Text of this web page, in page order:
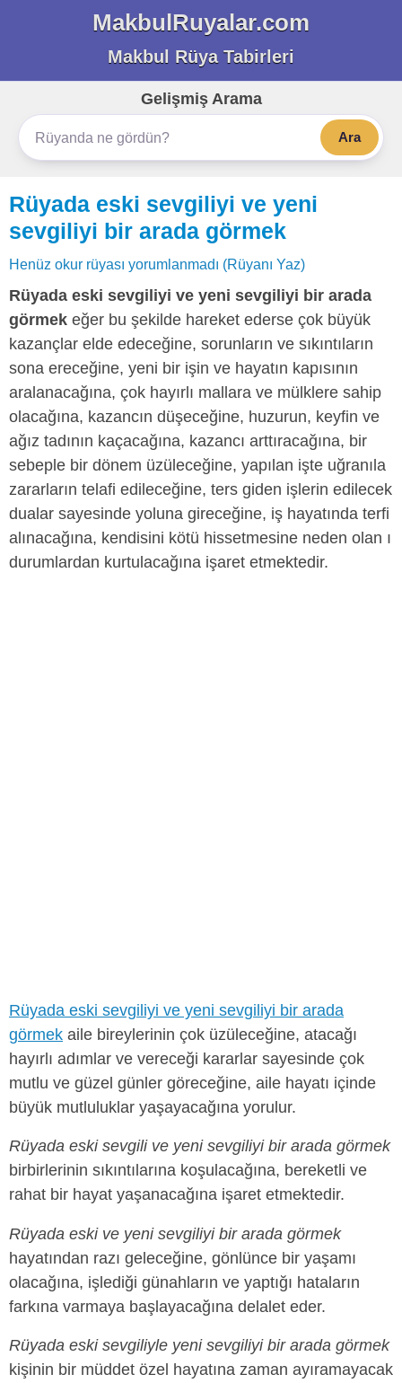
MakbulRuyalar.com
Makbul Rüya Tabirleri
Gelişmiş Arama
Ara
Rüyada eski sevgiliyi ve yeni
sevgiliyi bir arada görmek
Henüz okur rüyası yorumlanmadı (Rüyanı Yaz)
Rüyada eski sevgiliyi ve yeni sevgiliyi bir arada
görmek eğer bu şekilde hareket ederse çok büyük
kazançlar elde edeceğine, sorunların ve sıkıntıların
sona ereceğine, yeni bir işin ve hayatın kapısının
aralanacağına, çok hayırlı mallara ve mülklere sahip
olacağına, kazancın düşeceğine, huzurun, keyfin ve
ağız tadının kaçacağına, kazancı arttıracağına, bir
sebeple bir dönem üzüleceğine, yapılan işte uğranıla
zararların telafi edileceğine, ters giden işlerin edilecek
dualar sayesinde yoluna gireceğine, iş hayatında terfi
alınacağına, kendisini kötü hissetmesine neden olan ı
durumlardan kurtulacağına işaret etmektedir.
Rüyada eski sevgiliyi ve yeni sevgiliyi bir arada
görmek aile bireylerinin çok üzüleceğine, atacağı
hayırlı adımlar ve vereceği kararlar sayesinde çok
mutlu ve güzel günler göreceğine, aile hayatı içinde
büyük mutluluklar yaşayacağına yorulur.
Rüyada eski sevgili ve yeni sevgiliyi bir arada görmek
birbirlerinin sıkıntılarına koşulacağına, bereketli ve
rahat bir hayat yaşanacağına işaret etmektedir.
Rüyada eski ve yeni sevgiliyi bir arada görmek
hayatından razı geleceğine, gönlünce bir yaşamı
olacağına, işlediği günahların ve yaptığı hataların
farkına varmaya başlayacağına delalet eder.
Rüyada eski sevgiliyle yeni sevgiliyi bir arada görmek
kişinin bir müddet özel hayatına zaman ayıramayacak